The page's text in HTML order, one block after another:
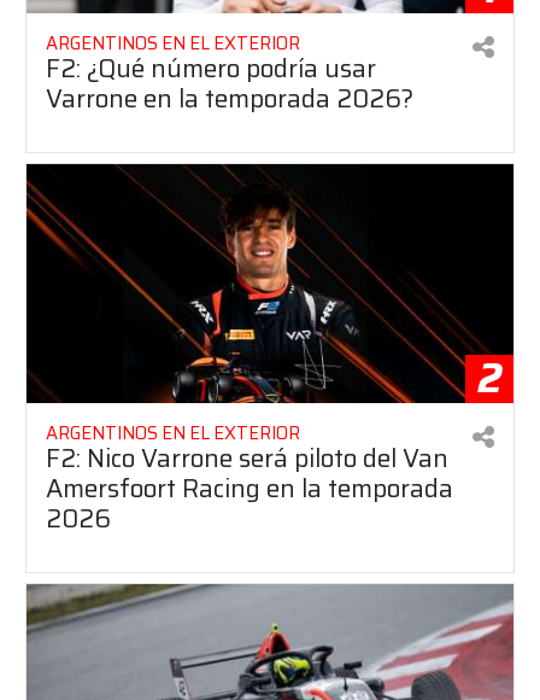
ARGENTINOS EN EL EXTERIOR
F2: ¿Qué número podría usar
Varrone en la temporada 2026?
2
ARGENTINOS EN EL EXTERIOR
F2: Nico Varrone será piloto del Van
Amersfoort Racing en la temporada
2026